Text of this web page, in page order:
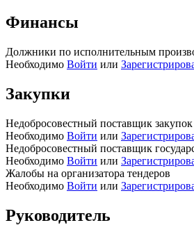
Финансы
Должники по исполнительным
Необходимо Войти или
Закупки
Недобросовестный поставщик
Необходимо Войти или
Недобросовестный поставщик
Необходимо Войти или
Жалобы на организатора тендеров
Необходимо Войти или
Руководитель